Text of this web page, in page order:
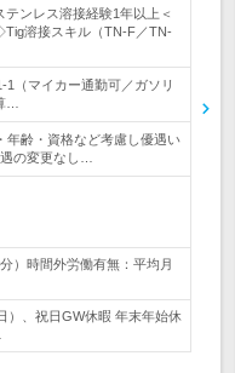
ンレス溶接経験1年以上＜
溶接スキル（TN-F／TN-
（マイカー通勤可／ガソリ
…
年齢・資格など考慮し優遇い
の変更なし…
）時間外労働有無：平均月
）、祝日GW休暇 年末年始休